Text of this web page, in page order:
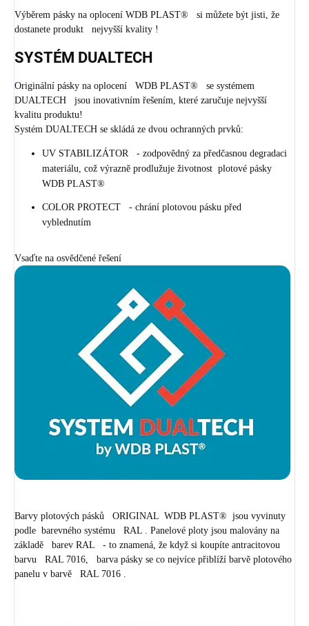
Výběrem pásky na oplocení WDB PLAST® si můžete být jisti, že
dostanete produkt nejvyšší kvality !
SYSTÉM DUALTECH
Originální pásky na oplocení WDB PLAST® se systémem
DUALTECH jsou inovativním řešením, které zaručuje nejvyšší
kvalitu produktu!
Systém DUALTECH se skládá ze dvou ochranných prvků:
UV STABILIZÁTOR - zodpovědný za předčasnou degradaci
materiálu, což výrazně prodlužuje životnost plotové pásky
WDB PLAST®
COLOR PROTECT - chrání plotovou pásku před
vyblednutím
Vsaďte na osvědčené řešení
Barvy plotových pásků ORIGINAL WDB PLAST® jsou vyvinuty
podle barevného systému RAL . Panelové ploty jsou malovány na
základě barev RAL - to znamená, že když si koupíte antracitovou
barvu RAL 7016, barva pásky se co nejvíce přiblíží barvě plotového
panelu v barvě RAL 7016 .